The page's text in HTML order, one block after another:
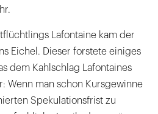
Lafontaine kam der
Eichel. Dieser forstete einiges
dem Kahlschlag Lafontaines
Wenn man schon Kursgewinne
Spekulationsfrist zu